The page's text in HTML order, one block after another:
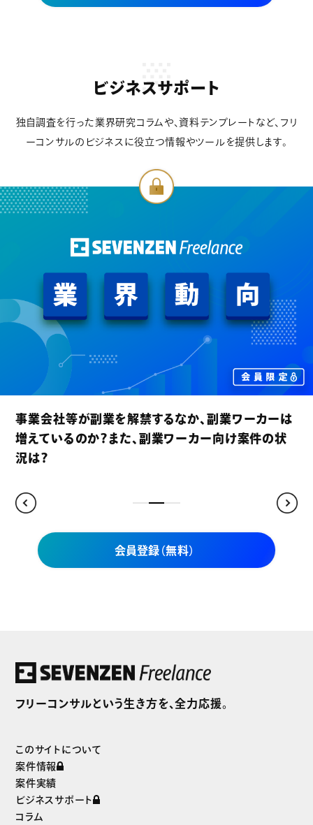
ビジネスサポート
独自調査を行った業界研究コラムや、資料テンプレートなど、フリ
ーコンサルのビジネスに役立つ情報やツールを提供します。
賃上げが進む昨今、フリーランスコンサルタントの契
約単価も上昇傾向にあるのか？
会員登録（無料）
セブンゼンフリーランスだけの
独自案件をご紹介
フリーコンサルという生き方を、全力応援。
このサイトについて
案件情報
案件実績
ビジネスサポート
コラム